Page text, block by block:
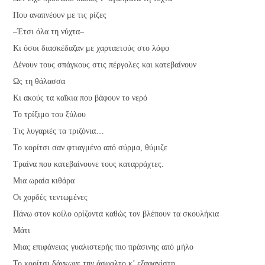
Που αναπνέουν με τις ρίζες
–Έτσι όλα τη νύχτα–
Κι όσοι διασκέδαζαν με χαρταετούς στο λόφο
Δένουν τους σπάγκους στις πέργολες και κατεβαίνουν
Ως τη θάλασσα
Κι ακούς τα καΐκια που βάφουν το νερό
Το τρίξιμο του ξύλου
Τις λυγαριές τα τριζόνια…
Το κορίτσι σαν φτιαγμένο από σύρμα, θύμιζε
Τραίνα που κατεβαίνουνε τους καταρράχτες.
Μια ωραία κιθάρα
Οι χορδές τεντωμένες
Πάνω στον κοίλο ορίζοντα καθώς τον βλέπουν τα σκουλήκια
Μάτι
Μιας επιφάνειας γυαλιστερής πιο πράσινης από μήλο